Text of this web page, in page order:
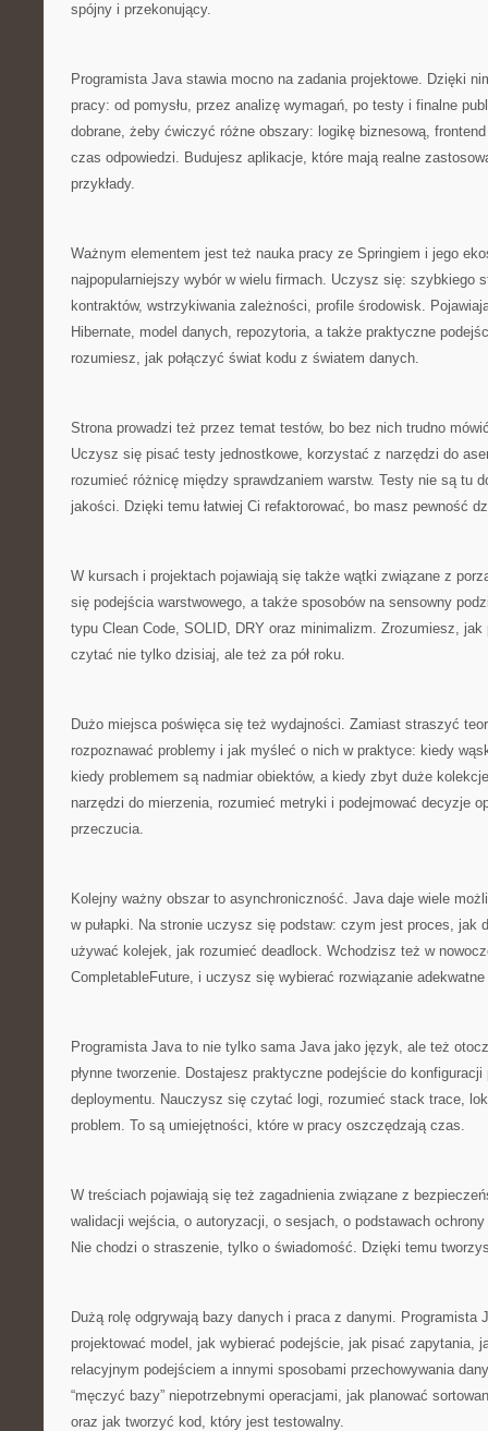
spójny i przekonujący.
Programista Java stawia mocno na zadania projektowe. Dzięki
pracy: od pomysłu, przez analizę wymagań, po testy i finalne
dobrane, żeby ćwiczyć różne obszary: logikę biznesową,
czas odpowiedzi. Budujesz aplikacje, które mają realne
przykłady.
Ważnym elementem jest też nauka pracy ze Springiem i jego
najpopularniejszy wybór w wielu firmach. Uczysz się: szybkiego
kontraktów, wstrzykiwania zależności, profile środowisk.
Hibernate, model danych, repozytoria, a także praktyczne
rozumiesz, jak połączyć świat kodu z światem danych.
Strona prowadzi też przez temat testów, bo bez nich trudno
Uczysz się pisać testy jednostkowe, korzystać z narzędzi do
rozumieć różnicę między sprawdzaniem warstw. Testy nie są tu
jakości. Dzięki temu łatwiej Ci refaktorować, bo masz pewność
W kursach i projektach pojawiają się także wątki związane z
się podejścia warstwowego, a także sposobów na sensowny
typu Clean Code, SOLID, DRY oraz minimalizm. Zrozumiesz,
czytać nie tylko dzisiaj, ale też za pół roku.
Dużo miejsca poświęca się też wydajności. Zamiast straszyć
rozpoznawać problemy i jak myśleć o nich w praktyce: kiedy
kiedy problemem są nadmiar obiektów, a kiedy zbyt duże
narzędzi do mierzenia, rozumieć metryki i podejmować decyzje
przeczucia.
Kolejny ważny obszar to asynchroniczność. Java daje wiele
w pułapki. Na stronie uczysz się podstaw: czym jest proces, jak
używać kolejek, jak rozumieć deadlock. Wchodzisz też w
CompletableFuture, i uczysz się wybierać rozwiązanie
Programista Java to nie tylko sama Java jako język, ale też
płynne tworzenie. Dostajesz praktyczne podejście do
deploymentu. Nauczysz się czytać logi, rozumieć stack trace,
problem. To są umiejętności, które w pracy oszczędzają czas.
W treściach pojawiają się też zagadnienia związane z
walidacji wejścia, o autoryzacji, o sesjach, o podstawach
Nie chodzi o straszenie, tylko o świadomość. Dzięki temu
Dużą rolę odgrywają bazy danych i praca z danymi. Programista
projektować model, jak wybierać podejście, jak pisać zapytania,
relacyjnym podejściem a innymi sposobami przechowywania
“męczyć bazy” niepotrzebnymi operacjami, jak planować
oraz jak tworzyć kod, który jest testowalny.